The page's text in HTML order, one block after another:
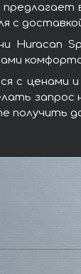
с
Huracan
с ценами
запрос
получить